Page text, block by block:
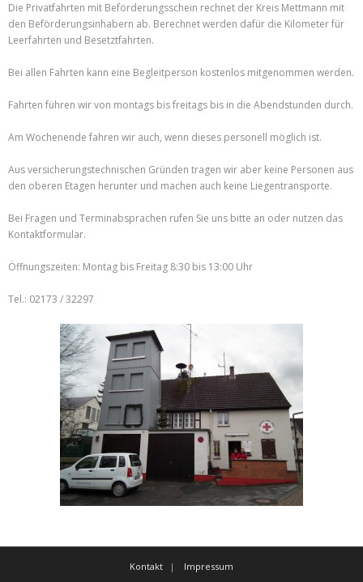
Die Privatfahrten mit Beförderungsschein rechnet der Kreis Mettmann mit
den Beförderungsinhabern ab. Berechnet werden dafür die Kilometer für
Leerfahrten und Besetztfahrten.
Bei allen Fahrten kann eine Begleitperson kostenlos mitgenommen werden.
Fahrten führen wir von montags bis freitags bis in die Abendstunden durch.
Am Wochenende fahren wir auch, wenn dieses personell möglich ist.
Aus versicherungstechnischen Gründen tragen wir aber keine Personen aus
den oberen Etagen herunter und machen auch keine Liegentransporte.
Bei Fragen und Terminabsprachen rufen Sie uns bitte an oder nutzen das
Kontaktformular.
Öffnungszeiten: Montag bis Freitag 8:30 bis 13:00 Uhr
Tel.: 02173 / 32297
Kontakt Impressum